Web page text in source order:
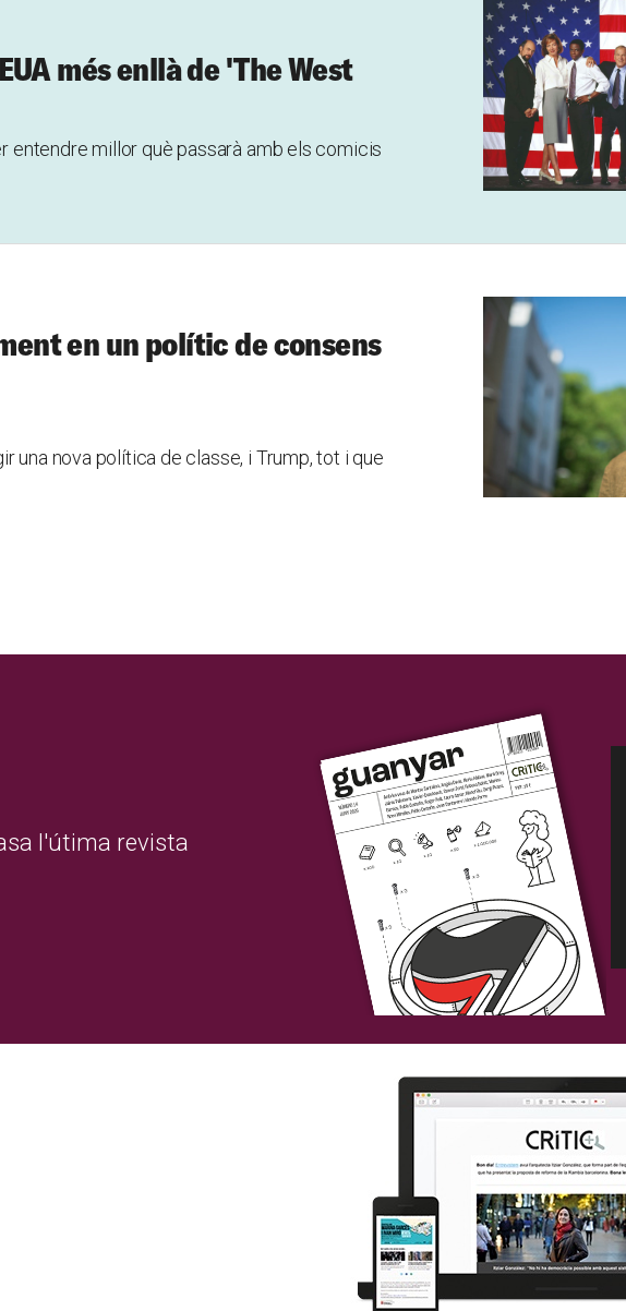
més enllà de 'The West
millor què passarà amb els comicis
en un polític de consens
una nova política de classe, i Trump, tot i que
l'útima revista